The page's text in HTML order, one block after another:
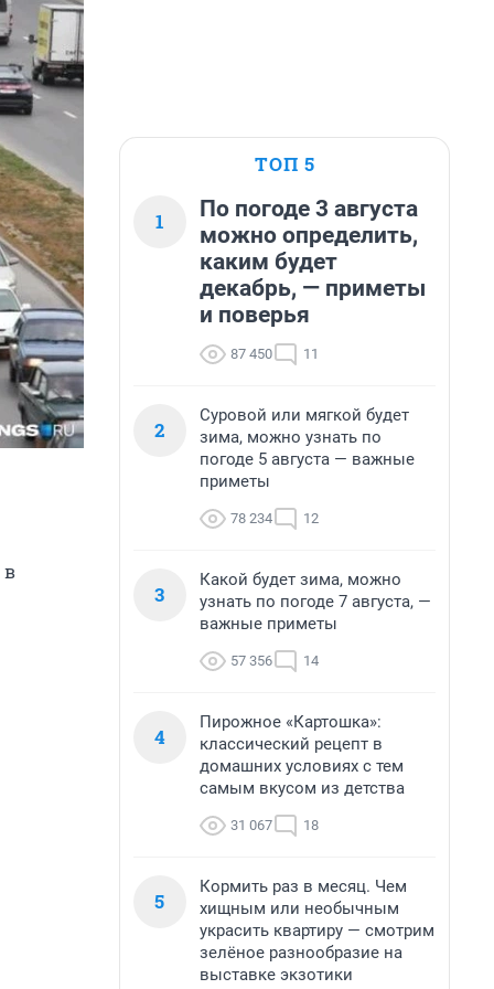
в
ТОП 5
1
По погоде 3 августа
можно определить,
каким будет
декабрь, — приметы
и поверья
87 450 11
2
Суровой или мягкой будет
зима, можно узнать по
погоде 5 августа — важные
приметы
78 234 12
3
Какой будет зима, можно
узнать по погоде 7 августа, —
важные приметы
57 356 14
4
Пирожное «Картошка»:
классический рецепт в
домашних условиях с тем
самым вкусом из детства
31 067 18
5
Кормить раз в месяц. Чем
хищным или необычным
украсить квартиру — смотрим
зелёное разнообразие на
выставке экзотики